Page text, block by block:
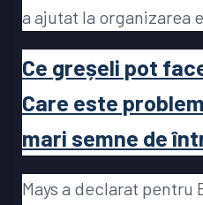
a ajutat la organizarea
Ce greșeli pot
Care este
mari semne de
Mays a declarat pentru